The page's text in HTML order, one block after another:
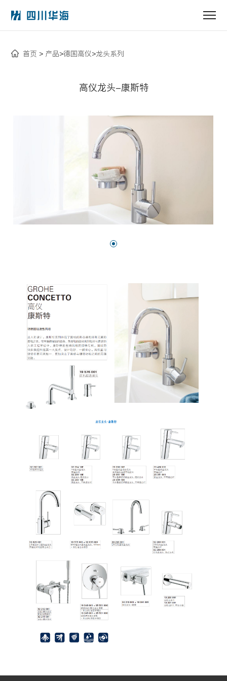
首页 > 产品>德国高仪>龙头系列
高仪龙头-康斯特